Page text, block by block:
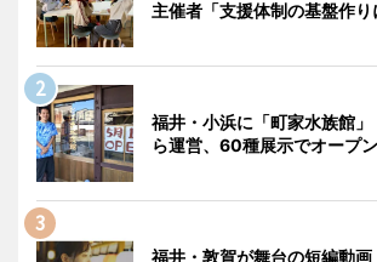
主催者「支援体制の基盤作り
福井・小浜に「町家水族館
ら運営、60種展示でオープ
福井・敦賀が舞台の短編動